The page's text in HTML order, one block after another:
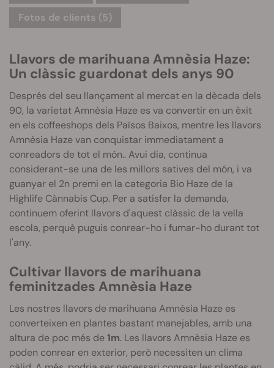
Fotos de clients (5)
Llavors de marihuana Amnèsia Haze:
Un clàssic guardonat dels anys 90
Després del seu llançament al mercat en la dècada dels
90, la varietat Amnèsia Haze es va convertir en un èxit
en els coffeeshops dels Països Baixos, mentre les llavors
Amnèsia Hazevan conquistar immediatament a
conreadors de tot el món.. Avui dia, continua
considerant-se una de les millors satives del món, i va
guanyar el 2n premi en la categoria Bio Haze de la
Highlife Cànnabis Cup. Per a satisfer la demanda,
continuem oferint llavors d'aquest clàssic de la vella
escola, perquè puguis conrear-ho i fumar-ho durant tot
l'any.
Cultivar llavors de marihuana
feminitzades Amnèsia Haze
Les nostres llavors de marihuana Amnèsia Haze es
converteixen en plantes bastant manejables, amb una
altura de poc més de1m. Les llavors Amnèsia Haze es
poden conrear en exterior, però necessiten un clima